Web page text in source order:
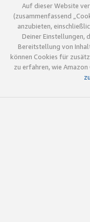
Auf dieser Website
(zusammenfassend
anzubieten,
Deiner Einstellungen,
Bereitstellung von
können Cookies für
zu erfahren, wie